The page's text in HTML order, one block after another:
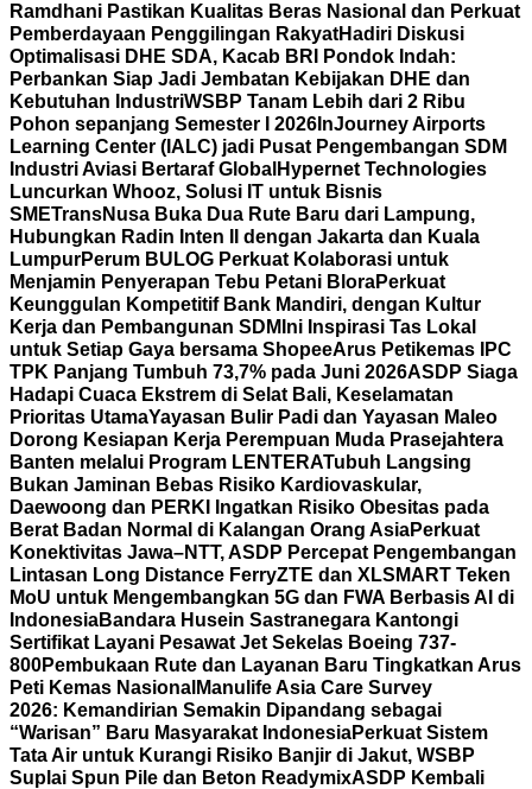
Ramdhani Pastikan Kualitas Beras Nasional dan Perkuat
Pemberdayaan Penggilingan RakyatHadiri Diskusi
Optimalisasi DHE SDA, Kacab BRI Pondok Indah:
Perbankan Siap Jadi Jembatan Kebijakan DHE dan
Kebutuhan IndustriWSBP Tanam Lebih dari 2 Ribu
Pohon sepanjang Semester I 2026 InJourney Airports
Learning Center (IALC) jadi Pusat Pengembangan SDM
Industri Aviasi Bertaraf Global Hypernet Technologies
Luncurkan Whooz, Solusi IT untuk Bisnis
SMETransNusa Buka Dua Rute Baru dari Lampung,
Hubungkan Radin Inten II dengan Jakarta dan Kuala
LumpurPerum BULOG Perkuat Kolaborasi untuk
Menjamin Penyerapan Tebu Petani BloraPerkuat
Keunggulan Kompetitif Bank Mandiri, dengan Kultur
Kerja dan Pembangunan SDM Ini Inspirasi Tas Lokal
untuk Setiap Gaya bersama ShopeeArus Petikemas IPC
TPK Panjang Tumbuh 73,7% pada Juni 2026ASDP Siaga
Hadapi Cuaca Ekstrem di Selat Bali, Keselamatan
Prioritas UtamaYayasan Bulir Padi dan Yayasan Maleo
Dorong Kesiapan Kerja Perempuan Muda Prasejahtera
Banten melalui Program LENTERATubuh Langsing
Bukan Jaminan Bebas Risiko Kardiovaskular,
Daewoong dan PERKI Ingatkan Risiko Obesitas pada
Berat Badan Normal di Kalangan Orang AsiaPerkuat
Konektivitas Jawa–NTT, ASDP Percepat Pengembangan
Lintasan Long Distance FerryZTE dan XLSMART Teken
MoU untuk Mengembangkan 5G dan FWA Berbasis AI di
IndonesiaBandara Husein Sastranegara Kantongi
Sertifikat Layani Pesawat Jet Sekelas Boeing 737-
800Pembukaan Rute dan Layanan Baru Tingkatkan Arus
Peti Kemas Nasional Manulife Asia Care Survey
2026: Kemandirian Semakin Dipandang sebagai
“Warisan” Baru Masyarakat IndonesiaPerkuat Sistem
Tata Air untuk Kurangi Risiko Banjir di Jakut, WSBP
Suplai Spun Pile dan Beton ReadymixASDP Kembali